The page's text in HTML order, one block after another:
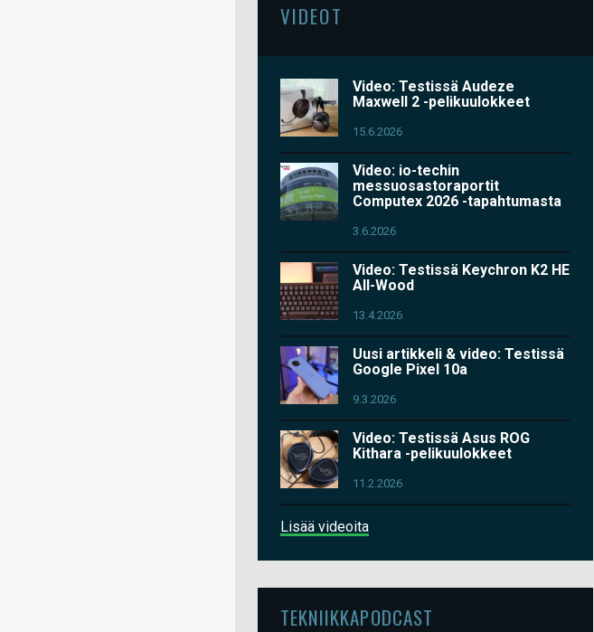
VIDEOT
Video: Testissä Audeze
Maxwell 2 -pelikuulokkeet
15.6.2026
Video: io-techin
messuosastoraportit
Computex 2026 -tapahtumasta
3.6.2026
Video: Testissä Keychron K2 HE
All-Wood
13.4.2026
Uusi artikkeli & video: Testissä
Google Pixel 10a
9.3.2026
Video: Testissä Asus ROG
Kithara -pelikuulokkeet
11.2.2026
Lisää videoita
TEKNIIKKAPODCAST